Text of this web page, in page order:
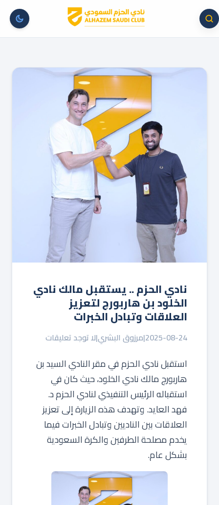
نادي الحزم .. يستقبل مالك نادي
الخلود بن هاربورج لتعزيز
العلاقات وتبادل الخبرات
2025-08-24
|مرزوق البشري|لا توجد تعليقات
استقبل نادي الحزم في مقر النادي السيد بن
هاربورج مالك نادي الخلود، حيث كان في
استقباله الرئيس التنفيذي لنادي الحزم د.
فهد العايد. وتهدف هذه الزيارة إلى تعزيز
العلاقات بين الناديين وتبادل الخبرات فيما
يخدم مصلحة الطرفين والكرة السعودية
بشكل عام.